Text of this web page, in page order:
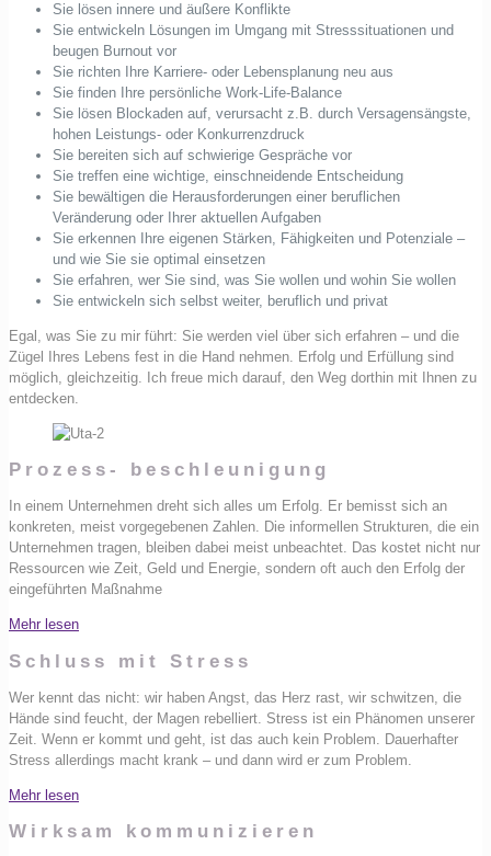
Sie lösen innere und äußere Konflikte
Sie entwickeln Lösungen im Umgang mit Stresssituationen und
beugen Burnout vor
Sie richten Ihre Karriere- oder Lebensplanung neu aus
Sie finden Ihre persönliche Work-Life-Balance
Sie lösen Blockaden auf, verursacht z.B. durch Versagensängste,
hohen Leistungs- oder Konkurrenzdruck
Sie bereiten sich auf schwierige Gespräche vor
Sie treffen eine wichtige, einschneidende Entscheidung
Sie bewältigen die Herausforderungen einer beruflichen
Veränderung oder Ihrer aktuellen Aufgaben
Sie erkennen Ihre eigenen Stärken, Fähigkeiten und Potenziale –
und wie Sie sie optimal einsetzen
Sie erfahren, wer Sie sind, was Sie wollen und wohin Sie wollen
Sie entwickeln sich selbst weiter, beruflich und privat
Egal, was Sie zu mir führt: Sie werden viel über sich erfahren – und die
Zügel Ihres Lebens fest in die Hand nehmen. Erfolg und Erfüllung sind
möglich, gleichzeitig. Ich freue mich darauf, den Weg dorthin mit Ihnen zu
entdecken.
Prozess- beschleunigung
In einem Unternehmen dreht sich alles um Erfolg. Er bemisst sich an
konkreten, meist vorgegebenen Zahlen. Die informellen Strukturen, die ein
Unternehmen tragen, bleiben dabei meist unbeachtet. Das kostet nicht nur
Ressourcen wie Zeit, Geld und Energie, sondern oft auch den Erfolg der
eingeführten Maßnahme
Mehr lesen
Schluss mit Stress
Wer kennt das nicht: wir haben Angst, das Herz rast, wir schwitzen, die
Hände sind feucht, der Magen rebelliert. Stress ist ein Phänomen unserer
Zeit. Wenn er kommt und geht, ist das auch kein Problem. Dauerhafter
Stress allerdings macht krank – und dann wird er zum Problem.
Mehr lesen
Wirksam kommunizieren